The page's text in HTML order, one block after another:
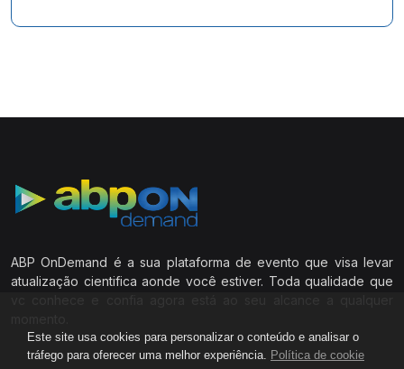
Este site usa cookies para personalizar o conteúdo e analisar o
tráfego para oferecer uma melhor experiência. Política de cookie
ABP OnDemand é a sua plataforma de evento que visa levar
atualização cientifica aonde você estiver. Toda qualidade que